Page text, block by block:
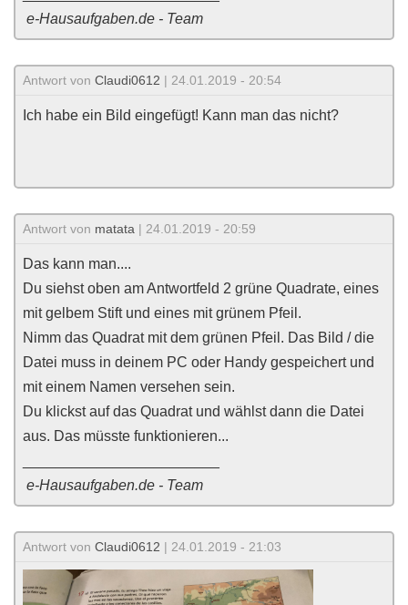
e-Hausaufgaben.de - Team
Antwort von Claudi0612 | 24.01.2019 - 20:54
Ich habe ein Bild eingefügt! Kann man das nicht?
Antwort von matata | 24.01.2019 - 20:59
Das kann man....
Du siehst oben am Antwortfeld 2 grüne Quadrate, eines
mit gelbem Stift und eines mit grünem Pfeil.
Nimm das Quadrat mit dem grünen Pfeil. Das Bild / die
Datei muss in deinem PC oder Handy gespeichert und
mit einem Namen versehen sein.
Du klickst auf das Quadrat und wählst dann die Datei
aus. Das müsste funktionieren...
e-Hausaufgaben.de - Team
Antwort von Claudi0612 | 24.01.2019 - 21:03